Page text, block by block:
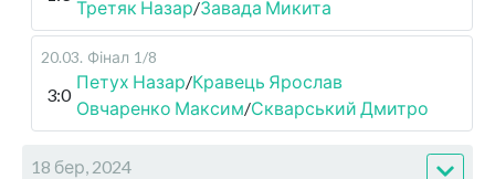
Третяк Назар/Завада Микита
20.03. Фінал 1/8
3:0
Петух Назар/Кравець Ярослав
Овчаренко Максим/Скварський Дмитро
18 бер, 2024